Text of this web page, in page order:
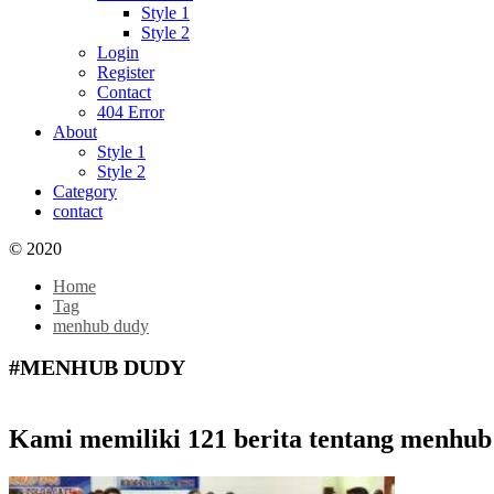
Style 1
Style 2
Login
Register
Contact
404 Error
About
Style 1
Style 2
Category
contact
© 2020
Home
Tag
menhub dudy
#MENHUB DUDY
Kami memiliki 121 berita tentang